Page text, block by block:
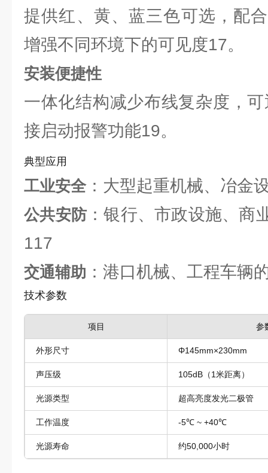
提供红、黄、蓝三色可选，配
增强不同环境下的可见度17。
安装便捷性
一体化结构减少布线复杂度，
接启动报警功能19。
典型应用
工业安全：大型起重机械、冶金
公共安防 ：银行、市政设施、商
117
交通辅助 ：港口机械、工程车辆
技术参数
项目 参
外形尺寸 Φ145mm×230mm
声压级 105dB（1米距离）
光源类型 超高亮度发光二极管
工作温度 -5℃ ~ +40℃
光源寿命 约50,000小时